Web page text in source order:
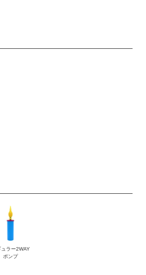
ュラー2WAY
ポンプ